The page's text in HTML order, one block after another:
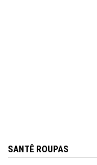
SANTÊ ROUPAS